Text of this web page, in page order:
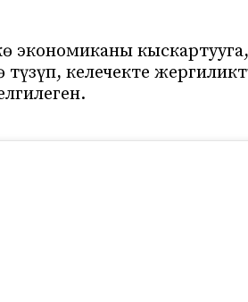
экономиканы
түзүп, келечекте